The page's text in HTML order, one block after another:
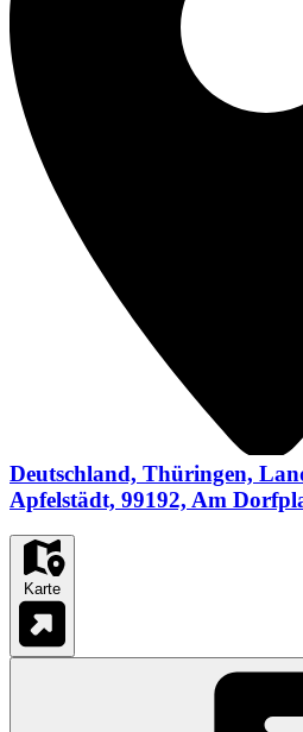
Deutschland, Thüringen,
Apfelstädt, 99192, Am
Karte